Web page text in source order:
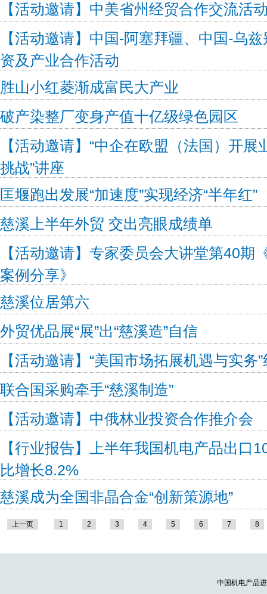
【活动邀请】中美省州经贸合作交流活
【活动邀请】中国-阿塞拜疆、中国-乌
资及产业合作活动
胜山小红菱渐成富民大产业
破产染整厂变身产值十亿级绿色园区
【活动邀请】“中企在欧盟（法国）开
挑战”讲座
匡堰跑出发展“加速度”实现经济“半年红”
慈溪上半年外贸 交出亮眼成绩单
【活动邀请】专家委员会大讲堂第40期
案例分享》
慈溪位居第六
外贸优品展“展”出“慈溪造”自信
【活动邀请】“美国市场拓展机遇与实务
联合国采购牵手“慈溪制造”
【活动邀请】中俄林业投资合作推介会
【行业报告】上半年我国机电产品出口
比增长8.2%
慈溪成为全国非晶合金“创新策源地”
上一页 1 2 3 4 5 6 7 8
中国机电产品